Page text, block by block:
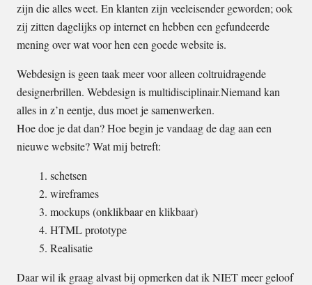
zijn die alles weet. En klanten zijn veeleisender geworden; ook
zij zitten dagelijks op internet en hebben een gefundeerde
mening over wat voor hen een goede website is.
Webdesign is geen taak meer voor alleen coltruidragende
designerbrillen. Webdesign is multidisciplinair.Niemand kan
alles in z’n eentje, dus moet je samenwerken.
Hoe doe je dat dan? Hoe begin je vandaag de dag aan een
nieuwe website? Wat mij betreft:
schetsen
wireframes
mockups (onklikbaar en klikbaar)
HTML prototype
Realisatie
Daar wil ik graag alvast bij opmerken dat ik NIET meer geloof